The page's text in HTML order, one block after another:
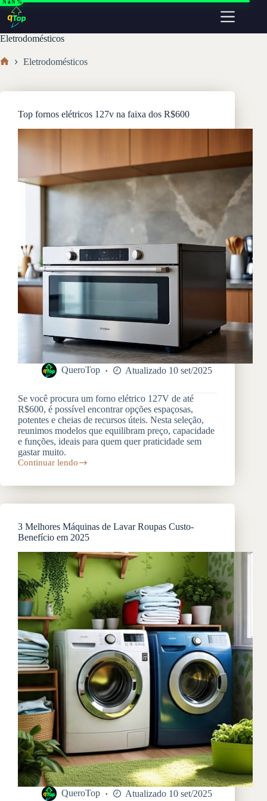
Pular
para
conteúdo
Eletrodomésticos
Eletrodomésticos
Top fornos elétricos 127v na faixa dos R$600
QueroTop Atualizado 10 set/2025
Se você procura um forno elétrico 127V de até
R$600, é possível encontrar opções espaçosas,
potentes e cheias de recursos úteis. Nesta seleção,
reunimos modelos que equilibram preço, capacidade
e funções, ideais para quem quer praticidade sem
gastar muito.
Continuar lendo
Top
elétricos
dos
R$600
3 Melhores Máquinas de Lavar Roupas Custo-
Benefício em 2025
QueroTop Atualizado 10 set/2025
NaN%